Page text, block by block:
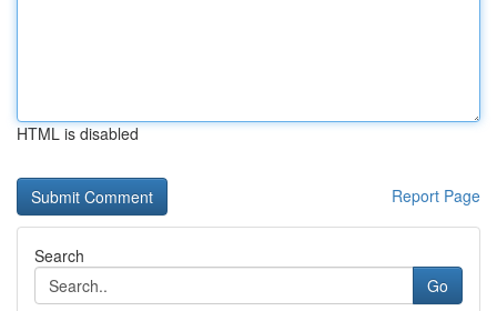
HTML is disabled
Report Page
Search
Go